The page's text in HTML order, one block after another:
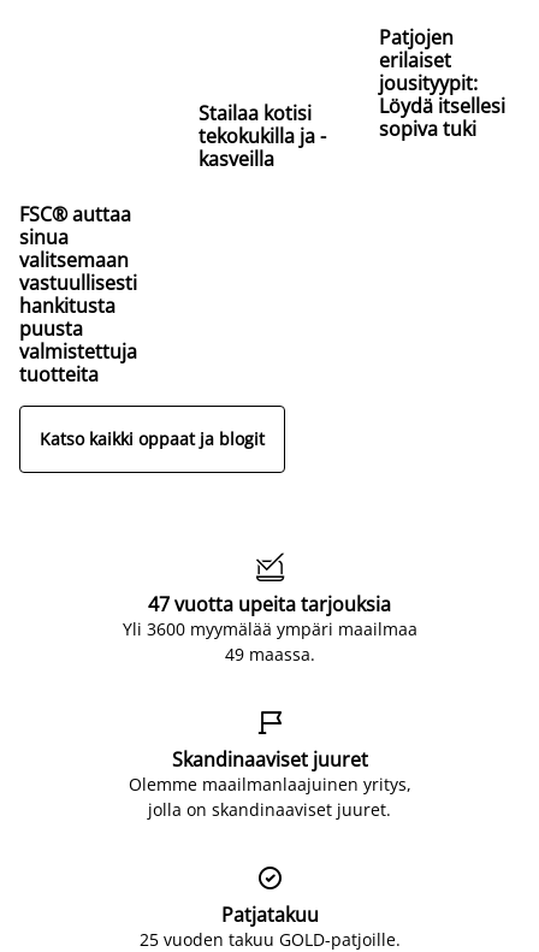
FSC® auttaa
sinua
valitsemaan
vastuullisesti
hankitusta
puusta
valmistettuja
tuotteita
Stailaa kotisi
tekokukilla ja -
kasveilla
Patjojen
erilaiset
jousityypit:
Löydä itsellesi
sopiva tuki
Katso kaikki oppaat ja blogit

47 vuotta upeita tarjouksia
Yli 3600 myymälää ympäri maailmaa
49 maassa.

Skandinaaviset juuret
Olemme maailmanlaajuinen yritys,
jolla on skandinaaviset juuret.

Patjatakuu
25 vuoden takuu GOLD-patjoille.